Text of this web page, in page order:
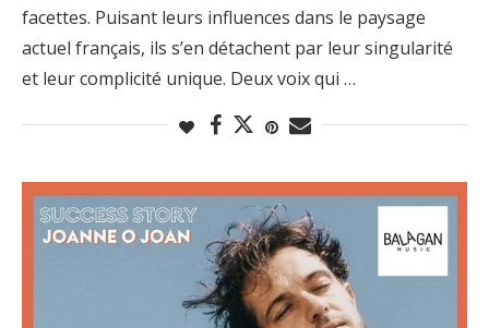
facettes. Puisant leurs influences dans le paysage
actuel français, ils s’en détachent par leur singularité
et leur complicité unique. Deux voix qui …